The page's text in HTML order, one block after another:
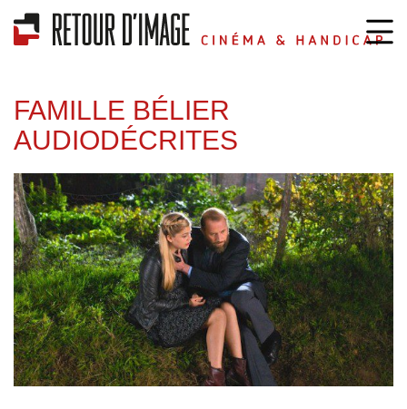
FAMILLE BÉLIER
AUDIODÉCRITES